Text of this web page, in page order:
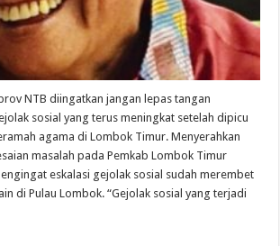
NTB diingatkan jangan lepas tangan
sosial yang terus meningkat setelah dipicu
agama di Lombok Timur. Menyerahkan
masalah pada Pemkab Lombok Timur
eskalasi gejolak sosial sudah merembet
di Pulau Lombok. “Gejolak sosial yang terjadi